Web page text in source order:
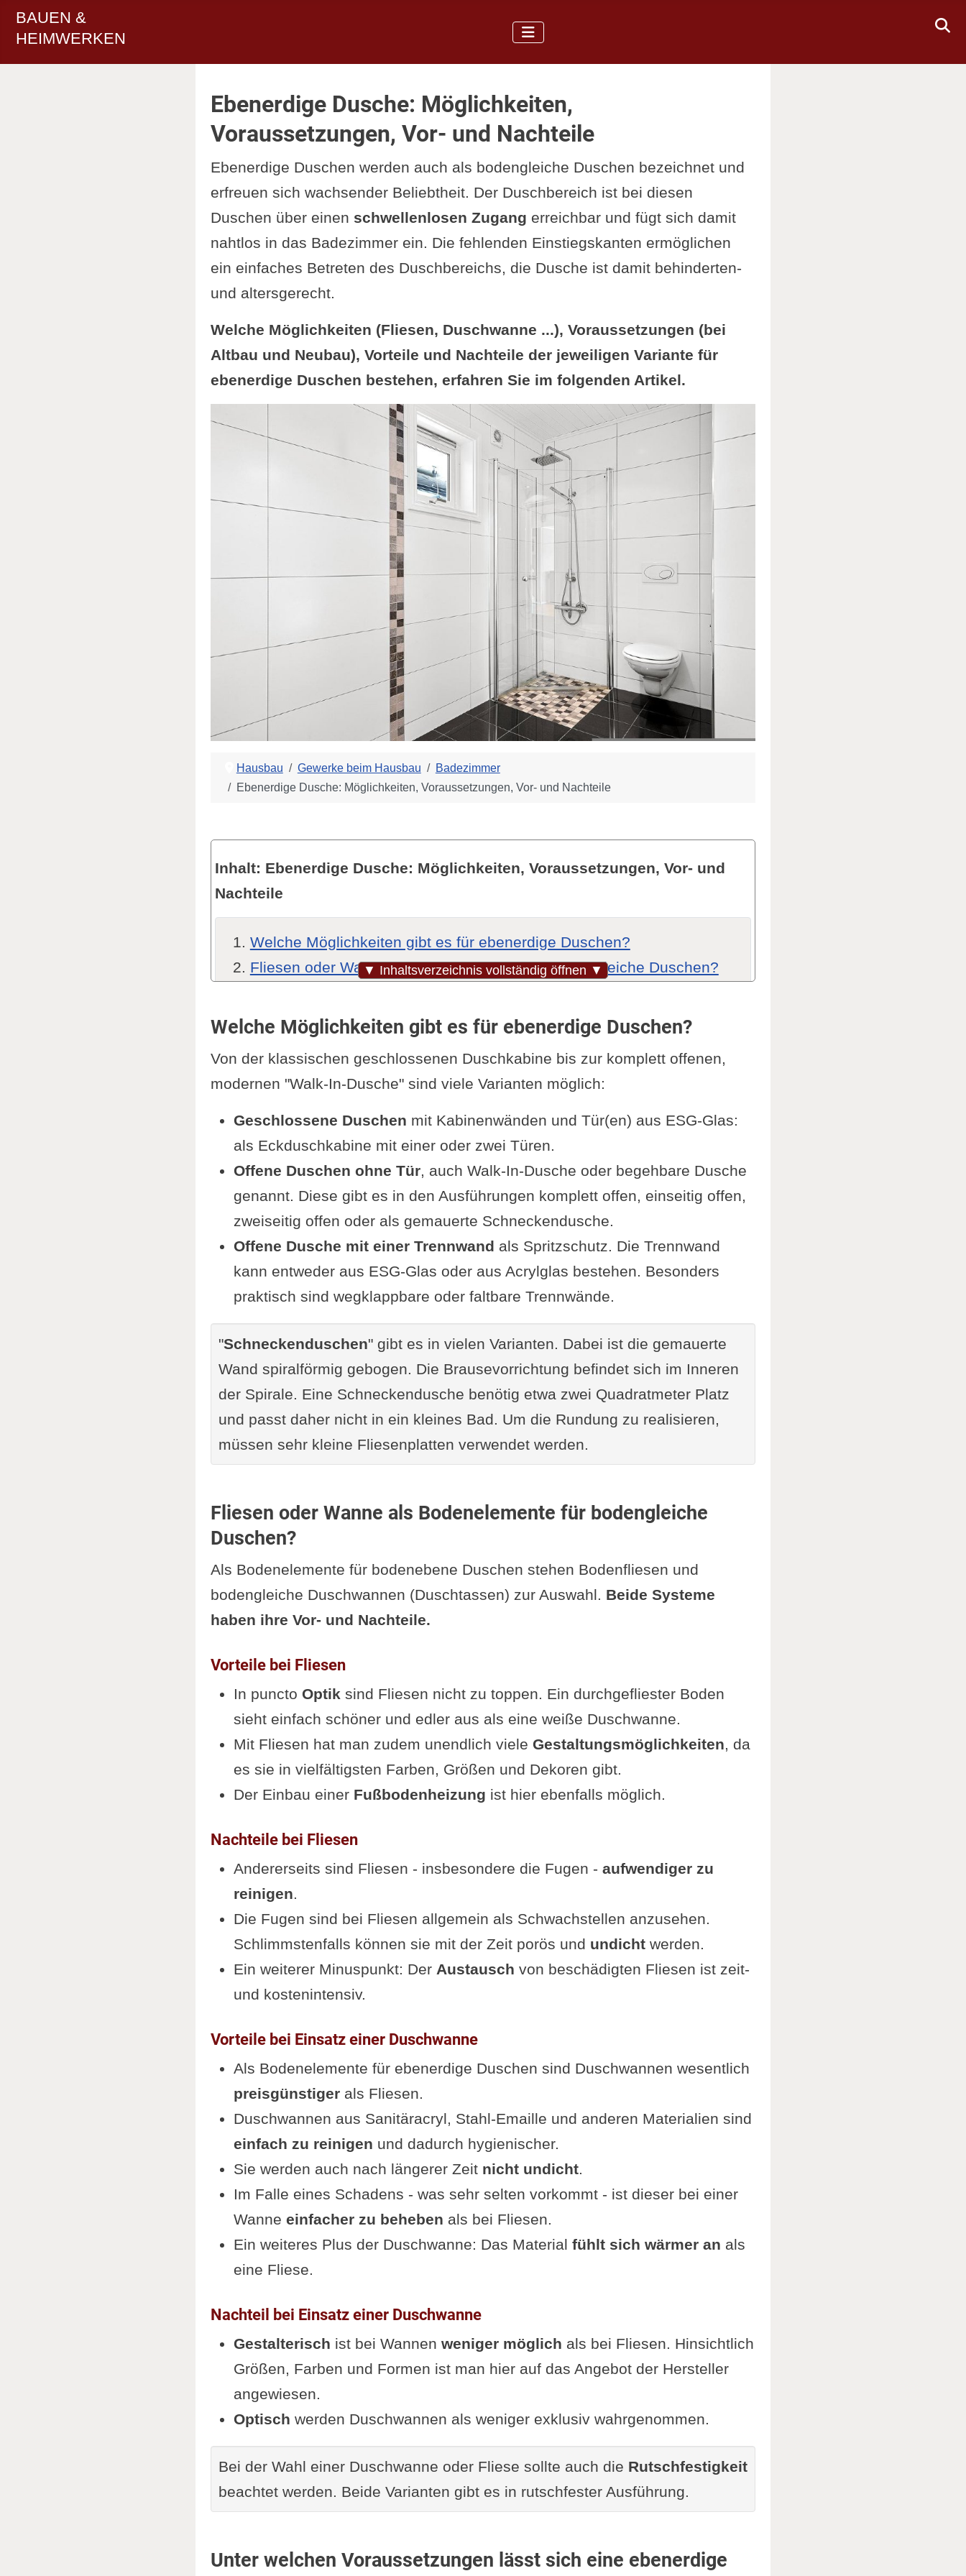
BAUEN &
HEIMWERKEN
Ebenerdige Dusche: Möglichkeiten,
Voraussetzungen, Vor- und Nachteile
Ebenerdige Duschen werden auch als bodengleiche Duschen bezeichnet und
erfreuen sich wachsender Beliebtheit. Der Duschbereich ist bei diesen
Duschen über einen schwellenlosen Zugang erreichbar und fügt sich damit
nahtlos in das Badezimmer ein. Die fehlenden Einstiegskanten ermöglichen
ein einfaches Betreten des Duschbereichs, die Dusche ist damit behinderten-
und altersgerecht.
Welche Möglichkeiten (Fliesen, Duschwanne ...), Voraussetzungen (bei
Altbau und Neubau), Vorteile und Nachteile der jeweiligen Variante für
ebenerdige Duschen bestehen, erfahren Sie im folgenden Artikel.
Hausbau Gewerke beim Hausbau
Badezimmer
Ebenerdige Dusche: Möglichkeiten, Voraussetzungen, Vor- und Nachteile
▼ Inhaltsverzeichnis vollständig öffnen ▼
Inhalt: Ebenerdige Dusche: Möglichkeiten, Voraussetzungen, Vor- und
Nachteile
Welche Möglichkeiten gibt es für ebenerdige Duschen?
Fliesen oder Wanne als Bodenelemente für bodengleiche Duschen?
Nachteile bei Fliesen
Vorteile bei Einsatz einer Duschwanne
Nachteil bei Einsatz einer Duschwanne
Unter welchen Voraussetzungen lässt sich eine ebenerdige Dusche
installieren?
Anforderungen an Wasser- und Abwassersysteme in
mehrstöckigen Wohnungen
Welche Vorteile und Nachteile bringt die ebenerdige Dusche?
Die Vorteile
Die Nachteile
Kostenübersicht für Installation und Renovierung
Alternative Materialien: Naturstein und Mikrozement
Anpassungen für unterschiedliche Badgrößen
Ergänzungen aus der Leserschaft
Zusammenfassung
Unser Fazit
Weiterlesen
Welche Möglichkeiten gibt es für ebenerdige Duschen?
Von der klassischen geschlossenen Duschkabine bis zur komplett offenen,
modernen "Walk-In-Dusche" sind viele Varianten möglich:
Geschlossene Duschen mit Kabinenwänden und Tür(en) aus ESG-Glas:
als Eckduschkabine mit einer oder zwei Türen.
Offene Duschen ohne Tür, auch Walk-In-Dusche oder begehbare Dusche
genannt. Diese gibt es in den Ausführungen komplett offen, einseitig offen,
zweiseitig offen oder als gemauerte Schneckendusche.
Offene Dusche mit einer Trennwand als Spritzschutz. Die Trennwand
kann entweder aus ESG-Glas oder aus Acrylglas bestehen. Besonders
praktisch sind wegklappbare oder faltbare Trennwände.
"Schneckenduschen" gibt es in vielen Varianten. Dabei ist die gemauerte
Wand spiralförmig gebogen. Die Brausevorrichtung befindet sich im Inneren
der Spirale. Eine Schneckendusche benötig etwa zwei Quadratmeter Platz
und passt daher nicht in ein kleines Bad. Um die Rundung zu realisieren,
müssen sehr kleine Fliesenplatten verwendet werden.
Fliesen oder Wanne als Bodenelemente für bodengleiche
Duschen?
Als Bodenelemente für bodenebene Duschen stehen Bodenfliesen und
bodengleiche Duschwannen (Duschtassen) zur Auswahl. Beide Systeme
haben ihre Vor- und Nachteile.
Vorteile bei Fliesen
In puncto Optik sind Fliesen nicht zu toppen. Ein durchgefliester Boden
sieht einfach schöner und edler aus als eine weiße Duschwanne.
Mit Fliesen hat man zudem unendlich viele Gestaltungsmöglichkeiten, da
es sie in vielfältigsten Farben, Größen und Dekoren gibt.
Der Einbau einer Fußbodenheizung ist hier ebenfalls möglich.
Nachteile bei Fliesen
Andererseits sind Fliesen - insbesondere die Fugen - aufwendiger zu
reinigen.
Die Fugen sind bei Fliesen allgemein als Schwachstellen anzusehen.
Schlimmstenfalls können sie mit der Zeit porös und undichtwerden.
Ein weiterer Minuspunkt: Der Austausch von beschädigten Fliesen ist zeit-
und kostenintensiv.
Vorteile bei Einsatz einer Duschwanne
Als Bodenelemente für ebenerdige Duschen sind Duschwannen wesentlich
preisgünstigerals Fliesen.
Duschwannen aus Sanitäracryl, Stahl-Emaille und anderen Materialien sind
einfach zu reinigen und dadurch hygienischer.
Sie werden auch nach längerer Zeit nicht undicht.
Im Falle eines Schadens - was sehr selten vorkommt - ist dieser bei einer
Wanne einfacher zu beheben als bei Fliesen.
Ein weiteres Plus der Duschwanne: Das Material fühlt sich wärmer an als
eine Fliese.
Nachteil bei Einsatz einer Duschwanne
Gestalterisch ist bei Wannen weniger möglich als bei Fliesen. Hinsichtlich
Größen, Farben und Formen ist man hier auf das Angebot der Hersteller
angewiesen.
Optisch werden Duschwannen als weniger exklusiv wahrgenommen.
Bei der Wahl einer Duschwanne oder Fliese sollte auch die Rutschfestigkeit
beachtet werden. Beide Varianten gibt es in rutschfester Ausführung.
Unter welchen Voraussetzungen lässt sich eine ebenerdige